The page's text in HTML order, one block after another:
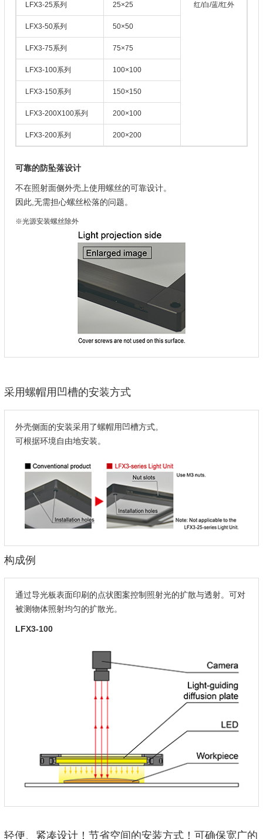
LFX3-25系列 25×25 红/白/蓝/红外
LFX3-50系列 50×50
LFX3-75系列 75×75
LFX3-100系列 100×100
LFX3-150系列 150×150
LFX3-200X100系列 200×100
LFX3-200系列 200×200
可靠的防坠落设计
不在照射面侧外壳上使用螺丝的可靠设计。
因此,无需担心螺丝松落的问题。
※光源安装螺丝除外
采用螺帽用凹槽的安装方式
外壳侧面的安装采用了螺帽用凹槽方式。
可根据环境自由地安装。
构成例
通过导光板表面印刷的点状图案控制照射光的扩散与透射。可对
被测物体照射均匀的扩散光。
LFX3-100
轻便、紧凑设计！节省空间的安装方式！可确保宽广的